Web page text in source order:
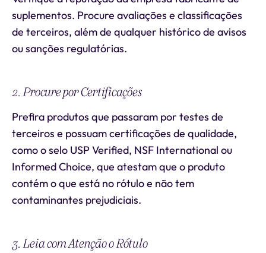
suplementos. Procure avaliações e classificações
de terceiros, além de qualquer histórico de avisos
ou sanções regulatórias.
2. Procure por Certificações
Prefira produtos que passaram por testes de
terceiros e possuam certificações de qualidade,
como o selo USP Verified, NSF International ou
Informed Choice, que atestam que o produto
contém o que está no rótulo e não tem
contaminantes prejudiciais.
3. Leia com Atenção o Rótulo